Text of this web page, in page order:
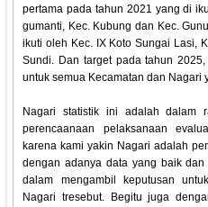
pertama pada tahun 2021 yang di
gumanti, Kec. Kubung dan Kec.
ikuti oleh Kec. IX Koto Sungai Lasi,
Sundi. Dan target pada tahun
untuk semua Kecamatan dan Nagari
Nagari statistik ini adalah dalam
perencaanaan pelaksanaan
karena kami yakin Nagari adalah
dengan adanya data yang baik
dalam mengambil keputusan
Nagari tresebut. Begitu juga